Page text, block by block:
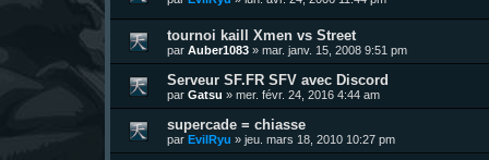
tournoi kaill Xmen vs Street
par Auber1083 » mar. janv. 15, 2008 9:51 pm
Serveur SF.FR SFV avec Discord
par Gatsu » mer. févr. 24, 2016 4:44 am
supercade = chiasse
par EvilRyu » jeu. mars 18, 2010 10:27 pm